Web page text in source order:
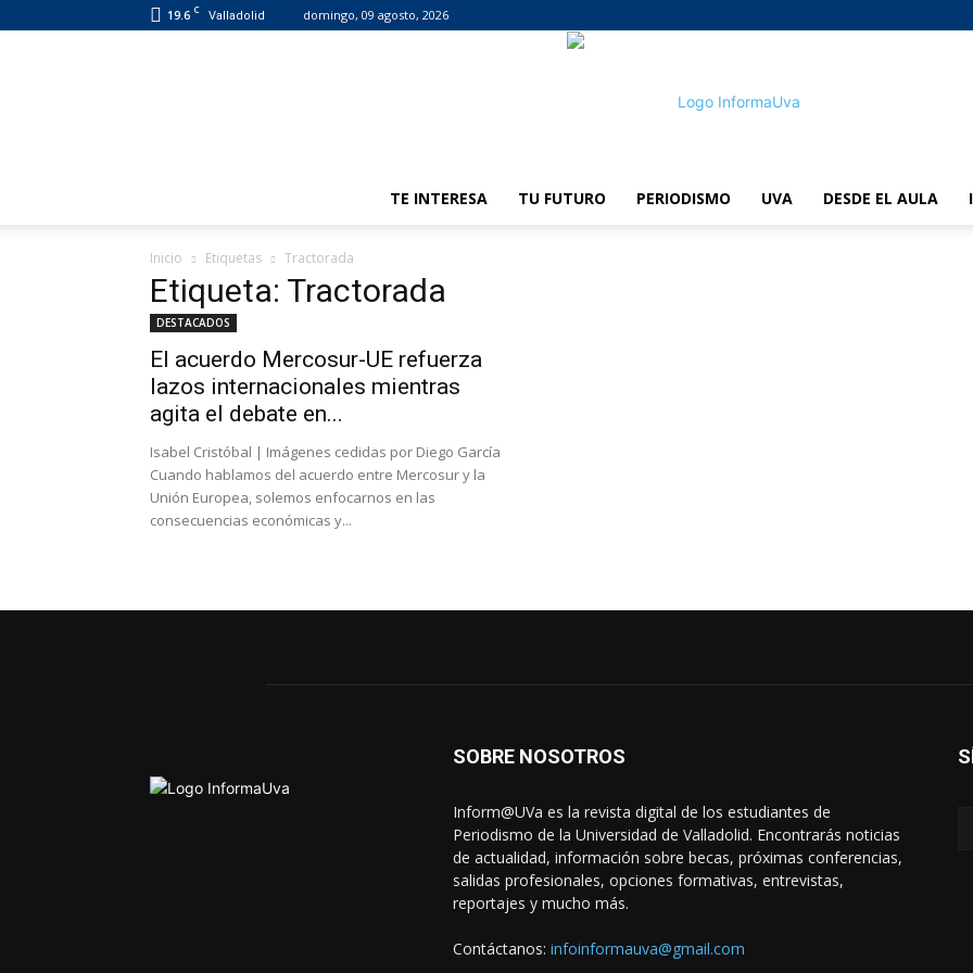
19.6 C Valladolid domingo, 09 agosto, 2026
TE INTERESA TU FUTURO PERIODISMO UVA DESDE EL AULA
Inicio Etiquetas Tractorada
Etiqueta: Tractorada
DESTACADOS
El acuerdo Mercosur-UE refuerza
lazos internacionales mientras
agita el debate en...
Isabel Cristóbal | Imágenes cedidas por Diego García
Cuando hablamos del acuerdo entre Mercosur y la
Unión Europea, solemos enfocarnos en las
consecuencias económicas y...
SOBRE NOSOTROS
Inform@UVa es la revista digital de los estudiantes de
Periodismo de la Universidad de Valladolid. Encontrarás noticias
de actualidad, información sobre becas, próximas conferencias,
salidas profesionales, opciones formativas, entrevistas,
reportajes y mucho más.
Contáctanos: infoinformauva@gmail.com